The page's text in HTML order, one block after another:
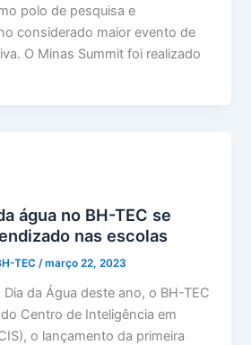
polo de pesquisa e
considerado maior evento de
O Minas Summit foi realizado
água no BH-TEC se
nas escolas
TEC/março 22, 2023
da Água deste ano, o BH-TEC
Centro de Inteligência em
o lançamento da primeira